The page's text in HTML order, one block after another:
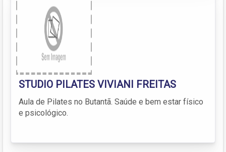
STUDIO PILATES VIVIANI FREITAS
Aula de Pilates no Butantã. Saúde e bem estar físico
e psicológico.